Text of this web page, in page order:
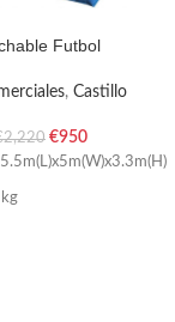
Futbol
, Castillo
2,220 €950
5.5m(L)x5m(W)x3.3m(H)